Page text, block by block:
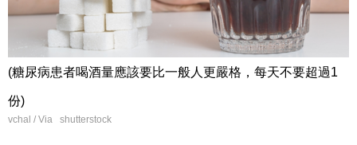
(糖尿病患者喝酒量應該要比一般人更嚴格，每天不要超過1
份)
vchal / Via shutterstock